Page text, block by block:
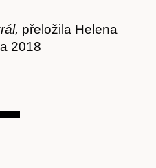
přeložila Helena
2018